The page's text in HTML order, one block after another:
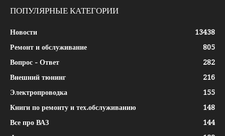
ПОПУЛЯРНЫЕ КАТЕГОРИИ
Новости
13438
Ремонт и обслуживание
805
Вопрос - Ответ
282
Внешний тюнинг
216
Электропроводка
155
Книги по ремонту и тех.обслуживанию
148
Все про ВАЗ
144